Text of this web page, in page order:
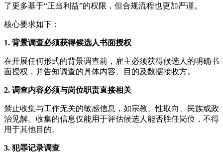
了更多基于“正当利益”的权限，但合规流程也更加严谨。
核心要求如下：
1. 背景调查必须获得候选人书面授权
在开展任何形式的背景调查前，雇主必须获得候选人的明确书
面授权，并告知调查的具体内容、目的及数据接收方。
2. 调查内容必须与岗位职责直接相关
禁止收集与工作无关的敏感信息，如宗教、性取向、民族或政
治见解。收集的信息仅能用于评估候选人能否胜任岗位，不得
用于其他目的。
3. 犯罪记录调查